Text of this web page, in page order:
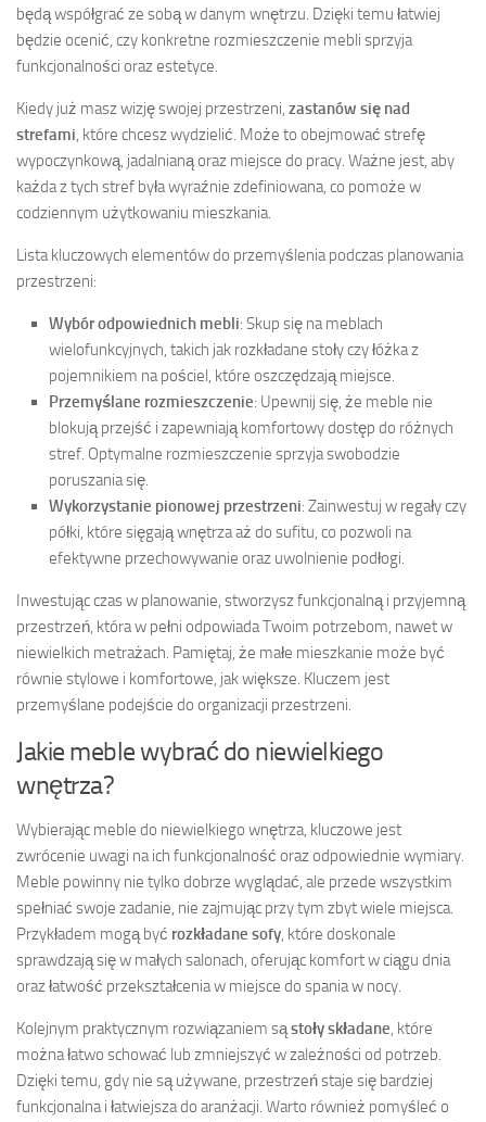
będą współgrać ze sobą w danym wnętrzu. Dzięki temu łatwiej
będzie ocenić, czy konkretne rozmieszczenie mebli sprzyja
funkcjonalności oraz estetyce.
Kiedy już masz wizję swojej przestrzeni, zastanów się nad
strefami, które chcesz wydzielić. Może to obejmować strefę
wypoczynkową, jadalnianą oraz miejsce do pracy. Ważne jest, aby
każda z tych stref była wyraźnie zdefiniowana, co pomoże w
codziennym użytkowaniu mieszkania.
Lista kluczowych elementów do przemyślenia podczas planowania
przestrzeni:
Wybór odpowiednich mebli: Skup się na meblach
wielofunkcyjnych, takich jak rozkładane stoły czy łóżka z
pojemnikiem na pościel, które oszczędzają miejsce.
Przemyślane rozmieszczenie: Upewnij się, że meble nie
blokują przejść i zapewniają komfortowy dostęp do różnych
stref. Optymalne rozmieszczenie sprzyja swobodzie
poruszania się.
Wykorzystanie pionowej przestrzeni: Zainwestuj w regały czy
półki, które sięgają wnętrza aż do sufitu, co pozwoli na
efektywne przechowywanie oraz uwolnienie podłogi.
Inwestując czas w planowanie, stworzysz funkcjonalną i przyjemną
przestrzeń, która w pełni odpowiada Twoim potrzebom, nawet w
niewielkich metrażach. Pamiętaj, że małe mieszkanie może być
równie stylowe i komfortowe, jak większe. Kluczem jest
przemyślane podejście do organizacji przestrzeni.
Jakie meble wybrać do niewielkiego
wnętrza?
Wybierając meble do niewielkiego wnętrza, kluczowe jest
zwrócenie uwagi na ich funkcjonalność oraz odpowiednie wymiary.
Meble powinny nie tylko dobrze wyglądać, ale przede wszystkim
spełniać swoje zadanie, nie zajmując przy tym zbyt wiele miejsca.
Przykładem mogą być rozkładane sofy, które doskonale
sprawdzają się w małych salonach, oferując komfort w ciągu dnia
oraz łatwość przekształcenia w miejsce do spania w nocy.
Kolejnym praktycznym rozwiązaniem sąstoły składane, które
można łatwo schować lub zmniejszyć w zależności od potrzeb.
Dzięki temu, gdy nie są używane, przestrzeń staje się bardziej
funkcjonalna i łatwiejsza do aranżacji. Warto również pomyśleć o